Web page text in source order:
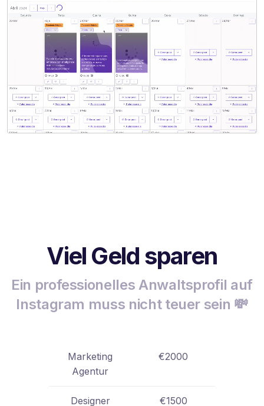
Viel Geld sparen
Ein professionelles Anwaltsprofil auf
Instagram muss nicht teuer sein 💸
Marketing
Agentur
€2000
Designer €1500